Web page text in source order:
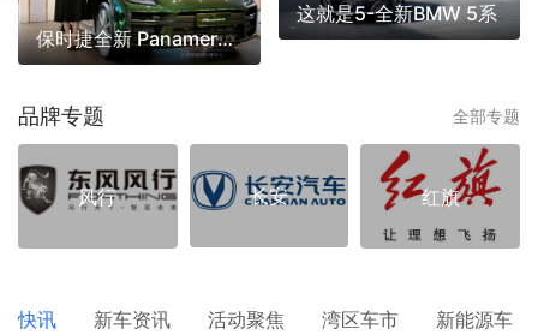
保时捷全新 Panamera 到店
这就是5-全新BMW 5系
品牌专题 全部专题
风行 长安 红旗
快讯 新车资讯 活动聚焦 湾区车市 新能源车